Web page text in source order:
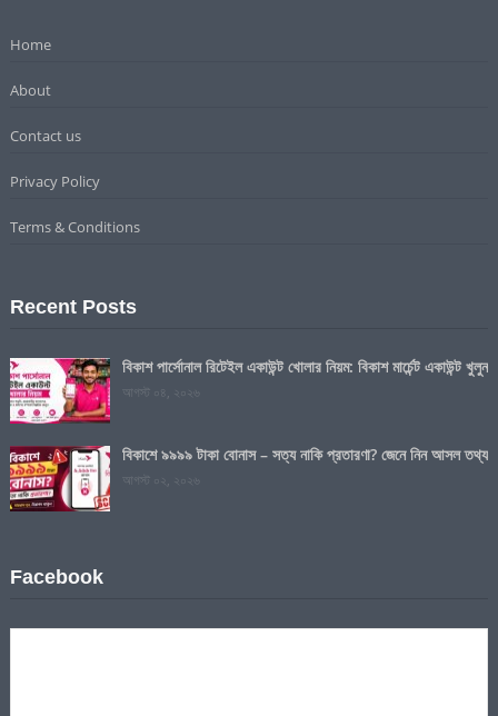
Home
About
Contact us
Privacy Policy
Terms & Conditions
Recent Posts
বিকাশ পার্সোনাল রিটেইল একাউন্ট খোলার নিয়ম: বিকাশ মার্চেন্ট একাউন্ট খুলুন
আগস্ট ০৪, ২০২৬
বিকাশে ৯৯৯৯ টাকা বোনাস – সত্য নাকি প্রতারণা? জেনে নিন আসল তথ্য
আগস্ট ০২, ২০২৬
Facebook